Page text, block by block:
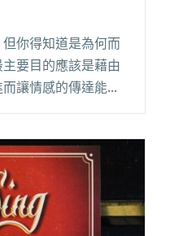
你得知道是為何而
要目的應該是藉由
讓情感的傳達能更
話，甚至音高、音
人閱讀全文 "如何
要觀念"